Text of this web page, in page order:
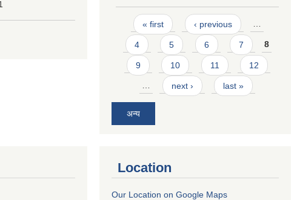
Pages
« first ‹ previous …
4 5 6 7 8
9 10 11 12
… next › last »
अन्य
Location
Our Location on Google Maps